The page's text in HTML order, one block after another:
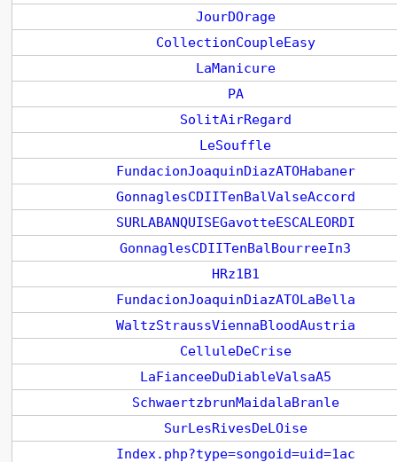
JourDOrage
CollectionCoupleEasy
LaManicure
PA
SolitAirRegard
LeSouffle
FundacionJoaquinDiazATOHabaner
GonnaglesCDIITenBalValseAccord
SURLABANQUISEGavotteESCALEORDI
GonnaglesCDIITenBalBourreeIn3
HRz1B1
FundacionJoaquinDiazATOLaBella
WaltzStraussViennaBloodAustria
CelluleDeCrise
LaFianceeDuDiableValsaA5
SchwaertzbrunMaidalaBranle
SurLesRivesDeLOise
Index.php?type=songoid=uid=1ac